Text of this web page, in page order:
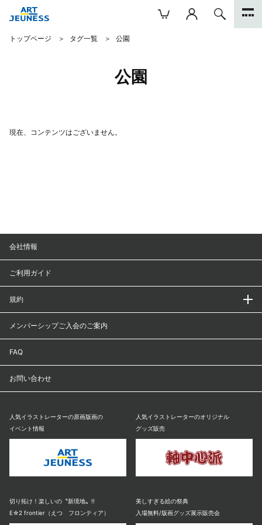
トップページ タグ一覧 公園
公園
現在、コンテンツはございません。
人気イラストレーターの原画版画の
イベント情報
人気イラストレーターのオリジナル
グッズ販売
切り拓け！楽しいの〝新境地〟!!
E☆2 frontier（えつ フロンティア）
美しすぎる絵の祭典
入場無料/版画グッズ展示販売会
会社情報
ご利用ガイド
規約
メンバーシップご入会のご案内
FAQ
お問い合わせ